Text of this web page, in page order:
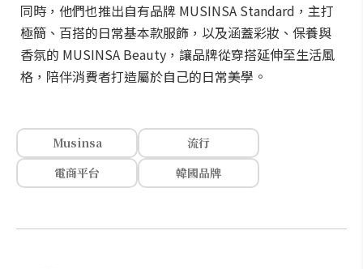
同時，他們也推出自有品牌 MUSINSA Standard，主打
極簡、百搭的日常基本款服飾，以及涵蓋彩妝、保養與
香氛的 MUSINSA Beauty，讓品牌從穿搭延伸至生活風
格，陪伴消費者打造屬於自己的日常美學。
Musinsa
流行
電商平台
韓國品牌